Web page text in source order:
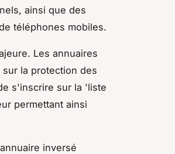
ainsi que des
téléphones mobiles.
Les annuaires
la protection des
s'inscrire sur la 'liste
permettant ainsi
inversé